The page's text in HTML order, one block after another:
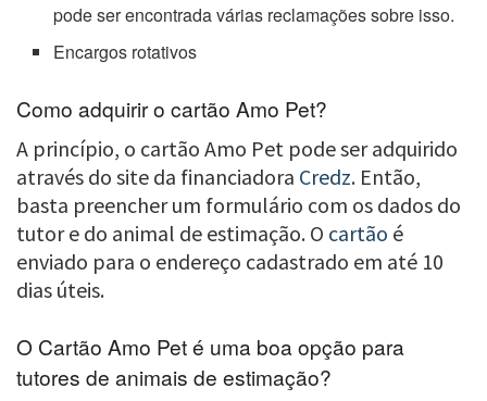
pode ser encontrada várias reclamações sobre isso.
Encargos rotativos
Como adquirir o cartão Amo Pet?
A princípio, o cartão Amo Pet pode ser adquirido
através do site da financiadora Credz. Então,
basta preencher um formulário com os dados do
tutor e do animal de estimação. O cartão é
enviado para o endereço cadastrado em até 10
dias úteis.
O Cartão Amo Pet é uma boa opção para
tutores de animais de estimação?